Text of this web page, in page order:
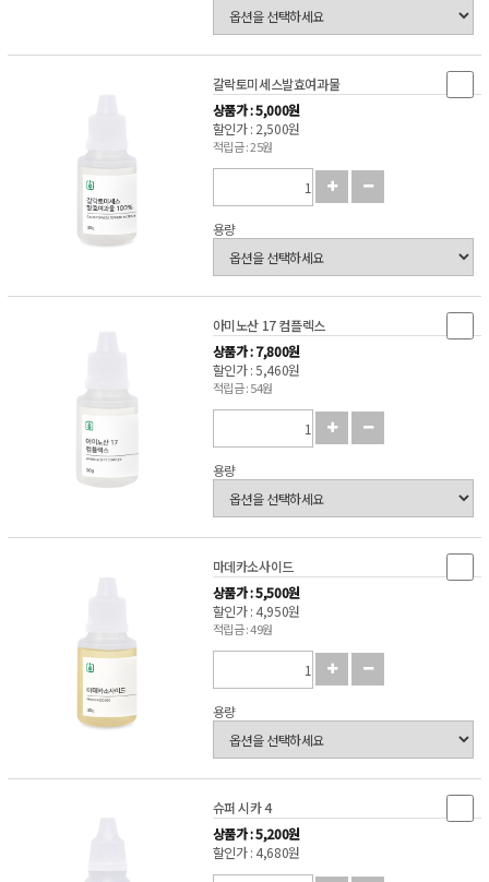
갈락토미세스발효여과물
상품가 : 5,000원
할인가 : 2,500원
적립금 : 25원
용량
아미노산 17 컴플렉스
상품가 : 7,800원
할인가 : 5,460원
적립금 : 54원
용량
마데카소사이드
상품가 : 5,500원
할인가 : 4,950원
적립금 : 49원
용량
슈퍼 시카 4
상품가 : 5,200원
할인가 : 4,680원